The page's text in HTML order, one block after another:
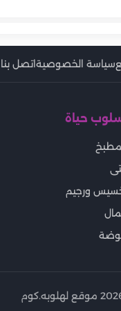
سياسة الخصوصيةاتصل بنا
حياة
ورجيم
موقع لهلوبه.كوم